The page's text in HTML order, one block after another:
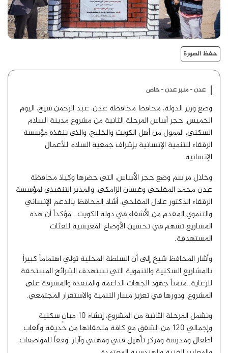
حفظ الصورة
عدن - منبر عدن - خاص
وضع وزير الدولة، محافظ محافظة عدن، عبد الرحمن شيخ، اليوم
الخميس، حجر أساس المرحلة الثانية من مشروع مدينة السلام
السكني، الممول من أهل الكويت والخليج، والذي تنفذه مؤسسة
الرفقاء للتنمية الإنسانية بإشراف جمعية السلام للأعمال
الإنسانية.
وخلال مراسم وضع حجر الأساس، التي حضرها وكيلا محافظة
عدن محمد المفلحي وغسان الزامكي، والمدير التنفيذي لمؤسسة
الرفقاء الدكتور عادل المفلحي، أشاد المحافظ بالدعم الإنساني
والتنموي المقدم من الأشقاء في دولة الكويت.. مؤكداً أن هذه
المشاريع تسهم في تحسين الأوضاع المعيشية للفئات
المستهدفة.
وأشار المحافظ شيخ إلى أن السلطة المحلية تولي اهتماماً كبيراً
بالمشاريع السكنية والتنموية التي تستهدف الشرائح المستحقة
للرعاية..مثمناً جهود الجهات الداعمة والمنفذة والمشرفة على
المشروع، ودورها في تعزيز مسار التنمية والاستقرار المجتمعي.
وتشمل المرحلة الثانية من المشروع، إنشاء 10 مبانٍ سكنية
وإجمالي 120 من الشقق مع كافة ملحقاتها من حديقة وألعاب
أطفال ومدرسة ومركز تأهيل فني ومهني وآبار، وفقاً للمواصفات